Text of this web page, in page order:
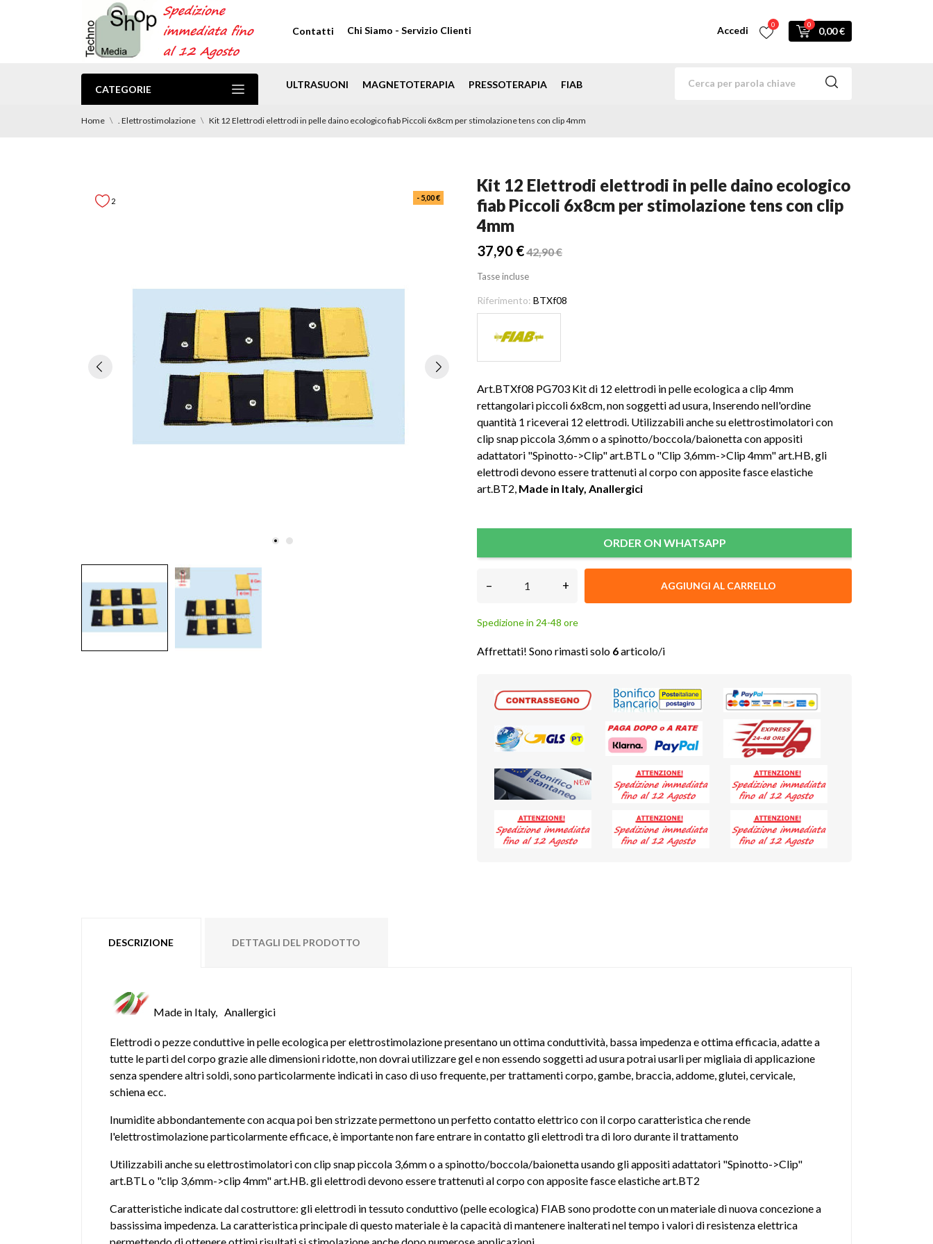
Contatti Chi Siamo - Servizio Clienti Accedi 0 0
0,00 €
CATEGORIE ULTRASUONI MAGNETOTERAPIA PRESSOTERAPIA FIAB
Home . Elettrostimolazione Kit 12 Elettrodi elettrodi in pelle daino ecologico fiab Piccoli 6x8cm per stimolazione tens con clip 4mm
- 5,00 €
2
Kit 12 Elettrodi elettrodi in pelle daino ecologico
fiab Piccoli 6x8cm per stimolazione tens con clip
4mm
37,90 €42,90 €
Tasse incluse
Riferimento: BTXf08
Art.BTXf08 PG703 Kit di 12 elettrodi in pelle ecologica a clip 4mm
rettangolari piccoli 6x8cm, non soggetti ad usura, Inserendo nell'ordine
quantità 1 riceverai 12 elettrodi. Utilizzabili anche su elettrostimolatori con
clip snap piccola 3,6mm o a spinotto/boccola/baionetta con appositi
adattatori "Spinotto->Clip" art.BTL o "Clip 3,6mm->Clip 4mm" art.HB, gli
elettrodi devono essere trattenuti al corpo con apposite fasce elastiche
art.BT2, Made in Italy, Anallergici
ORDER ON WHATSAPP
– + AGGIUNGI AL CARRELLO
Spedizione in 24-48 ore
Affrettati! Sono rimasti solo 6articolo/i
DESCRIZIONE DETTAGLI DEL PRODOTTO
Made in Italy, Anallergici
Elettrodi o pezze conduttive in pelle ecologica per elettrostimolazione presentano un ottima conduttività, bassa impedenza e ottima efficacia, adatte a
tutte le parti del corpo grazie alle dimensioni ridotte, non dovrai utilizzare gel e non essendo soggetti ad usura potrai usarli per migliaia di applicazione
senza spendere altri soldi, sono particolarmente indicati in caso di uso frequente, per trattamenti corpo, gambe, braccia, addome, glutei, cervicale,
schiena ecc.
Inumidite abbondantemente con acqua poi ben strizzate permettono un perfetto contatto elettrico con il corpo caratteristica che rende
l'elettrostimolazione particolarmente efficace, è importante non fare entrare in contatto gli elettrodi tra di loro durante il trattamento
Utilizzabili anche su elettrostimolatori con clip snap piccola 3,6mm o a spinotto/boccola/baionetta usando gli appositi adattatori "Spinotto->Clip"
art.BTL o "clip 3,6mm->clip 4mm" art.HB. gli elettrodi devono essere trattenuti al corpo con apposite fasce elastiche art.BT2
Caratteristiche indicate dal costruttore: gli elettrodi in tessuto conduttivo (pelle ecologica) FIAB sono prodotte con un materiale di nuova concezione a
bassissima impedenza. La caratteristica principale di questo materiale è la capacità di mantenere inalterati nel tempo i valori di resistenza elettrica
permettendo di ottenere ottimi risultati si stimolazione anche dopo numerose applicazioni